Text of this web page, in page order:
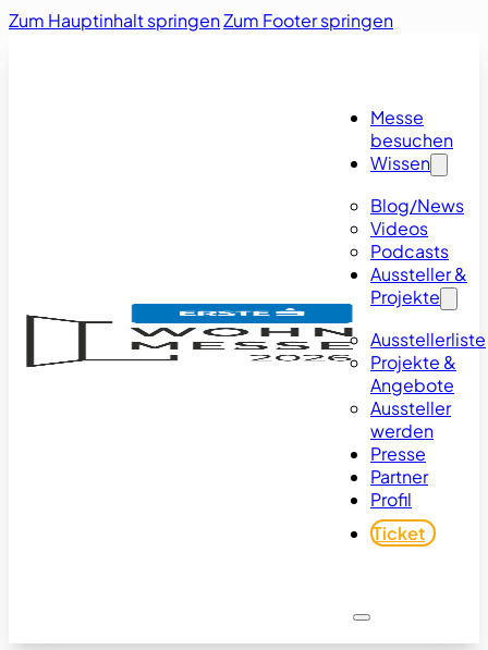
Zum Hauptinhalt springenZum Footer springen
Messe
besuchen
Wissen
Blog/News
Videos
Podcasts
Aussteller &
Projekte
Ausstellerliste
Projekte &
Angebote
Aussteller
werden
Presse
Partner
Profil
Ticket